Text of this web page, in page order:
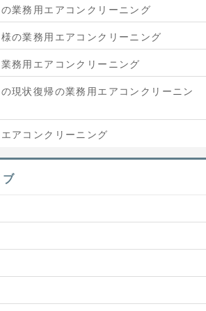
業務用エアコンクリーニング
の業務用エアコンクリーニング
務用エアコンクリーニング
現状復帰の業務用エアコンクリーニン
アコンクリーニング